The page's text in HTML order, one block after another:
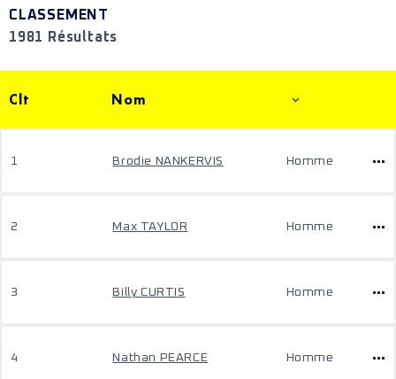
CLASSEMENT
1981 Résultats
Clt Nom
1 Brodie NANKERVIS Homme
2 Max TAYLOR Homme
3 Billy CURTIS Homme
4 Nathan PEARCE Homme